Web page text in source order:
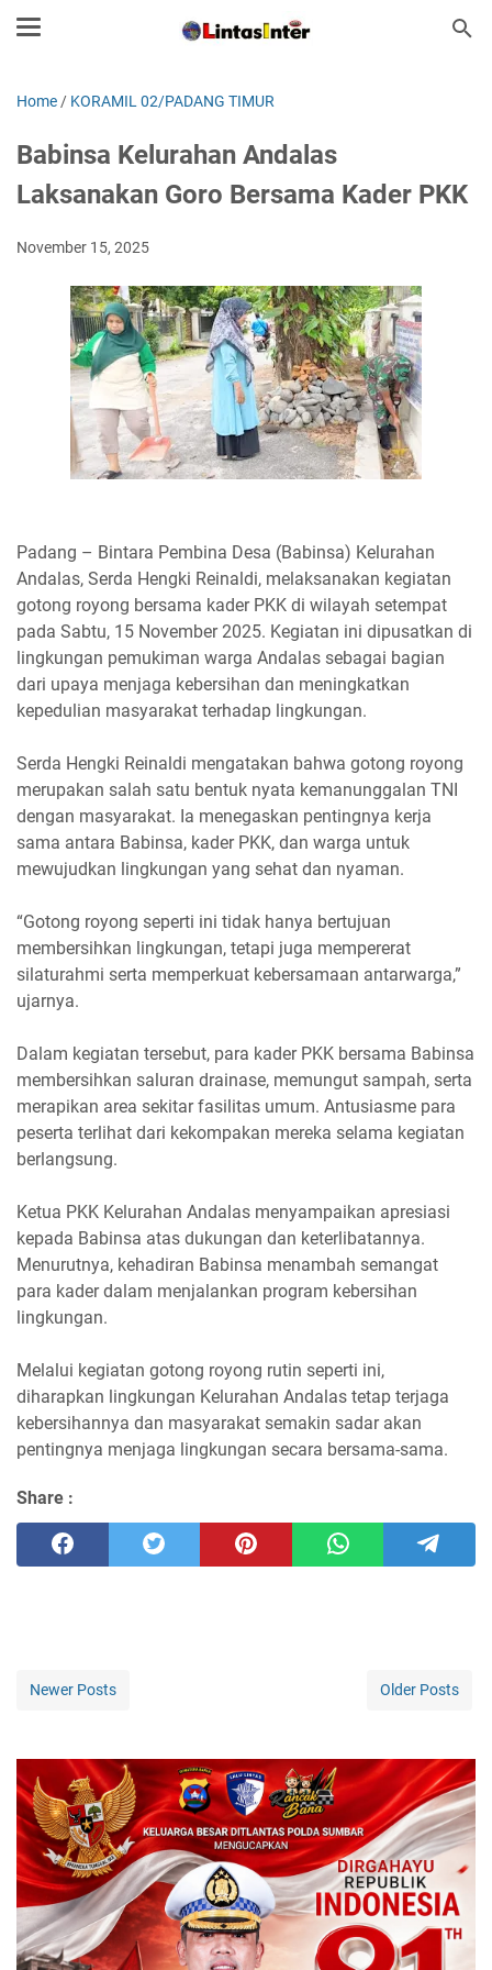
Home / KORAMIL 02/PADANG TIMUR
Babinsa Kelurahan Andalas
Laksanakan Goro Bersama Kader PKK
November 15, 2025
Padang – Bintara Pembina Desa (Babinsa) Kelurahan
Andalas, Serda Hengki Reinaldi, melaksanakan kegiatan
gotong royong bersama kader PKK di wilayah setempat
pada Sabtu, 15 November 2025. Kegiatan ini dipusatkan di
lingkungan pemukiman warga Andalas sebagai bagian
dari upaya menjaga kebersihan dan meningkatkan
kepedulian masyarakat terhadap lingkungan.
Serda Hengki Reinaldi mengatakan bahwa gotong royong
merupakan salah satu bentuk nyata kemanunggalan TNI
dengan masyarakat. Ia menegaskan pentingnya kerja
sama antara Babinsa, kader PKK, dan warga untuk
mewujudkan lingkungan yang sehat dan nyaman.
“Gotong royong seperti ini tidak hanya bertujuan
membersihkan lingkungan, tetapi juga mempererat
silaturahmi serta memperkuat kebersamaan antarwarga,”
ujarnya.
Dalam kegiatan tersebut, para kader PKK bersama Babinsa
membersihkan saluran drainase, memungut sampah, serta
merapikan area sekitar fasilitas umum. Antusiasme para
peserta terlihat dari kekompakan mereka selama kegiatan
berlangsung.
Ketua PKK Kelurahan Andalas menyampaikan apresiasi
kepada Babinsa atas dukungan dan keterlibatannya.
Menurutnya, kehadiran Babinsa menambah semangat
para kader dalam menjalankan program kebersihan
lingkungan.
Melalui kegiatan gotong royong rutin seperti ini,
diharapkan lingkungan Kelurahan Andalas tetap terjaga
kebersihannya dan masyarakat semakin sadar akan
pentingnya menjaga lingkungan secara bersama-sama.
Share :
Newer Posts Older Posts